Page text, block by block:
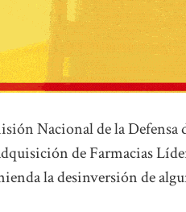
Nacional de la
de Farmacias
la desinversión de